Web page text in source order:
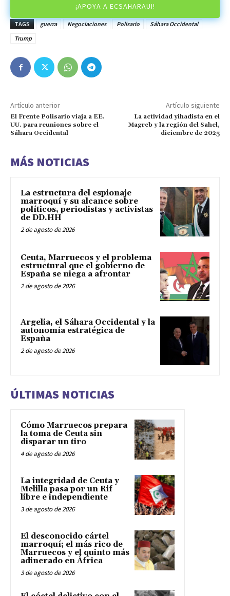
¡APOYA A ECSAHARAUI!
TAGS guerra Negociaciones Polisario
Sáhara Occidental
Trump
Artículo anterior
El Frente Polisario viaja a EE.
UU. para reuniones sobre el
Sáhara Occidental
Artículo siguiente
La actividad yihadista en el
Magreb y la región del Sahel,
diciembre de 2025
MÁS NOTICIAS
La estructura del espionaje
marroquí y su alcance sobre
políticos, periodistas y activistas
de DD.HH
2 de agosto de 2026
Ceuta, Marruecos y el problema
estructural que el gobierno de
España se niega a afrontar
2 de agosto de 2026
Argelia, el Sáhara Occidental y la
autonomía estratégica de
España
2 de agosto de 2026
ÚLTIMAS NOTICIAS
Cómo Marruecos prepara
la toma de Ceuta sin
disparar un tiro
4 de agosto de 2026
La integridad de Ceuta y
Melilla pasa por un Rif
libre e independiente
3 de agosto de 2026
El desconocido cártel
marroquí; el más rico de
Marruecos y el quinto más
adinerado en África
3 de agosto de 2026